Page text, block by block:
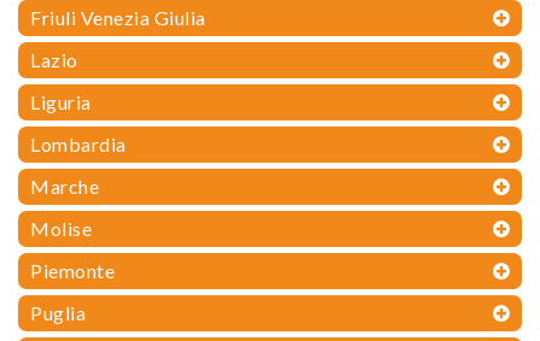
Friuli Venezia Giulia
Lazio
Liguria
Lombardia
Marche
Molise
Piemonte
Puglia